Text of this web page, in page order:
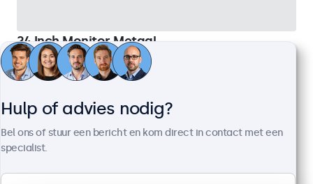
24 Inch Monitor Metaal
Artikelnummer: 24HD7M
100+ stuks beschikbaar
1920 x 1080 resolutie (Full HD)
Aansluitingen: HDMI, VGA, BNC, RCA
Buitenmaat: 560 x 337 x 41 mm
Hulp of advies nodig?
Bel ons of stuur een bericht en kom direct in contact met een
specialist.